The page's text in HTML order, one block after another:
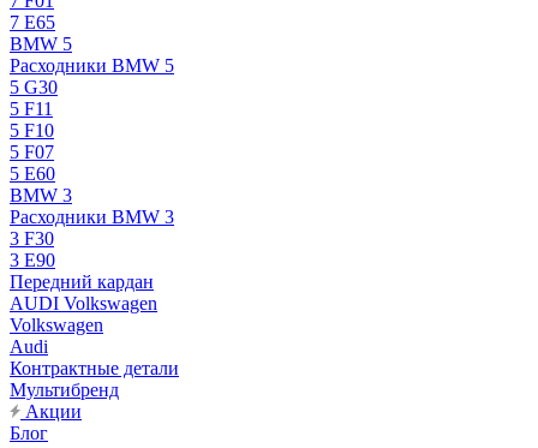
7 E65
BMW 5
Расходники BMW 5
5 G30
5 F11
5 F10
5 F07
5 E60
BMW 3
Расходники BMW 3
3 F30
3 E90
Передний кардан
AUDI Volkswagen
Volkswagen
Audi
Контрактные детали
Мультибренд
Акции
Блог